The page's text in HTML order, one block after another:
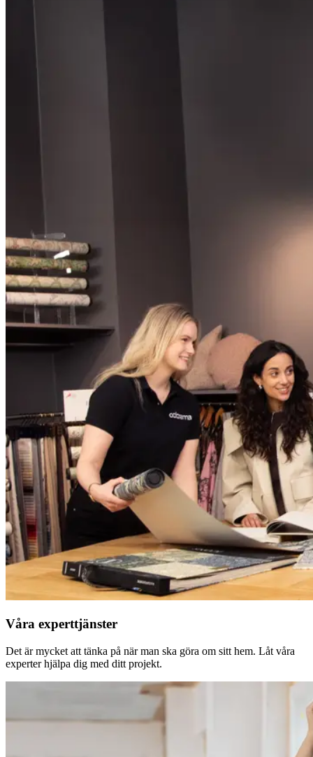
Våra experttjänster
Det är mycket att tänka på när man ska göra om sitt hem. Låt våra
experter hjälpa dig med ditt projekt.